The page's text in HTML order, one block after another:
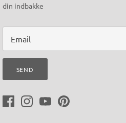
din indbakke
SEND